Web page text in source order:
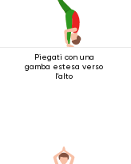
Piegati con una
gamba estesa verso
l'alto